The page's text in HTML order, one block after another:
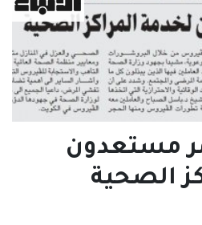
مستعدون
الصحية